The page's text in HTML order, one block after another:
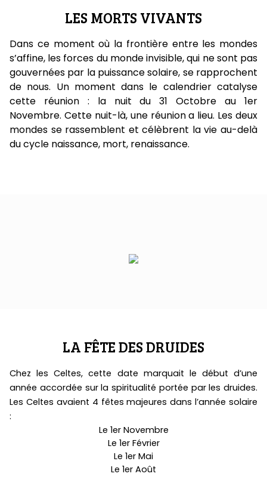
LES MORTS VIVANTS
Dans ce moment où la frontière entre les mondes
s’affine, les forces du monde invisible, qui ne sont pas
gouvernées par la puissance solaire, se rapprochent
de nous. Un moment dans le calendrier catalyse
cette réunion : la nuit du 31 Octobre au 1er
Novembre. Cette nuit-là, une réunion a lieu. Les deux
mondes se rassemblent et célèbrent la vie au-delà
du cycle naissance, mort, renaissance.
LA FÊTE DES DRUIDES
Chez les Celtes, cette date marquait le début d’une
année accordée sur la spiritualité portée par les druides.
Les Celtes avaient 4 fêtes majeures dans l’année solaire
:
Le 1er Novembre
Le 1er Février
Le 1er Mai
Le 1er Août